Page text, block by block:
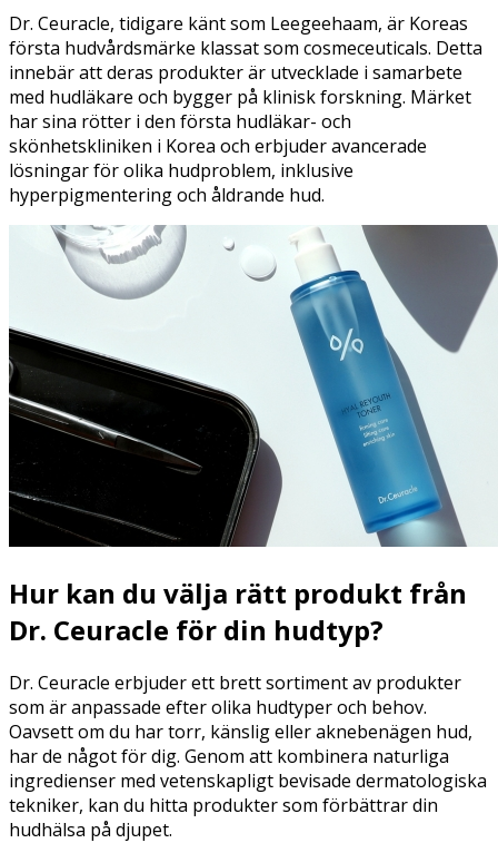
Dr. Ceuracle, tidigare känt som Leegeehaam, är Koreas
första hudvårdsmärke klassat som cosmeceuticals. Detta
innebär att deras produkter är utvecklade i samarbete
med hudläkare och bygger på klinisk forskning. Märket
har sina rötter i den första hudläkar- och
skönhetskliniken i Korea och erbjuder avancerade
lösningar för olika hudproblem, inklusive
hyperpigmentering och åldrande hud.
Hur kan du välja rätt produkt från
Dr. Ceuracle för din hudtyp?
Dr. Ceuracle erbjuder ett brett sortiment av produkter
som är anpassade efter olika hudtyper och behov.
Oavsett om du har torr, känslig eller aknebenägen hud,
har de något för dig. Genom att kombinera naturliga
ingredienser med vetenskapligt bevisade dermatologiska
tekniker, kan du hitta produkter som förbättrar din
hudhälsa på djupet.